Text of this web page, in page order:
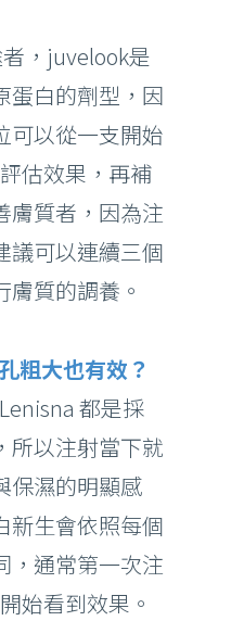
，juvelook是
蛋白的劑型，因
可以從一支開始
估效果，再補
膚質者，因為注
議可以連續三個
膚質的調養。
粗大也有效？
都是採
所以注射當下就
保濕的明顯感
新生會依照每個
，通常第一次注
始看到效果。